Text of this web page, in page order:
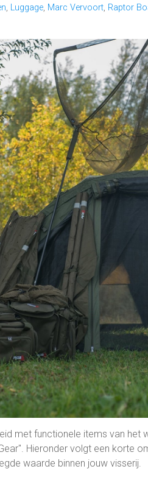
, Luggage, Marc Vervoort, Raptor
met functionele items van het
Hieronder volgt een korte
waarde binnen jouw visserij.